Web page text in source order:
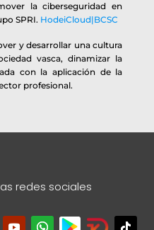
la ciberseguridad en
SPRI. HodeiCloud|BCSC
y desarrollar una cultura
vasca, dinamizar la
con la aplicación de la
profesional.
redes sociales